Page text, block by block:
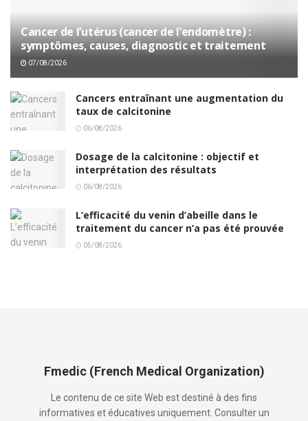
Cancer de l’utérus (cancer de l’endomètre) :
symptômes, causes, diagnostic et traitement
07/08/2026
Cancers entraînant une augmentation du
taux de calcitonine
06/08/2026
Dosage de la calcitonine : objectif et
interprétation des résultats
06/08/2026
L’efficacité du venin d’abeille dans le
traitement du cancer n’a pas été prouvée
05/08/2026
Fmedic (French Medical Organization)
Le contenu de ce site Web est destiné à des fins
informatives et éducatives uniquement. Consulter un